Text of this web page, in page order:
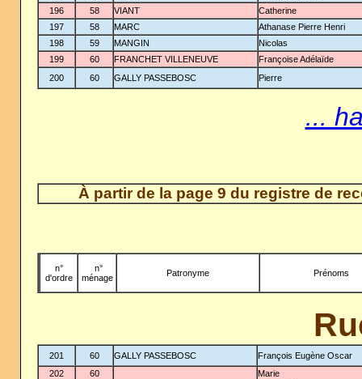
196
58 VIANT
Catherine
197
58 MARC
Athanase Pierre Henri
198
59 MANGIN
Nicolas
199
60 FRANCHET VILLENEUVE
Françoise Adélaïde
200
60 GALLY PASSEBOSC Pierre
...
À partir de la page 9 du registre de
n°
d'ordre
-n°
ménage
Patronyme Prénoms
201 60 GALLY PASSEBOSC
François Eugène Oscar
202
60
Marie